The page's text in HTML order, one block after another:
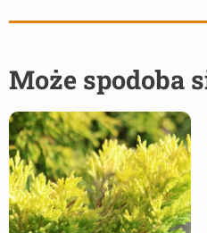
Może spodoba